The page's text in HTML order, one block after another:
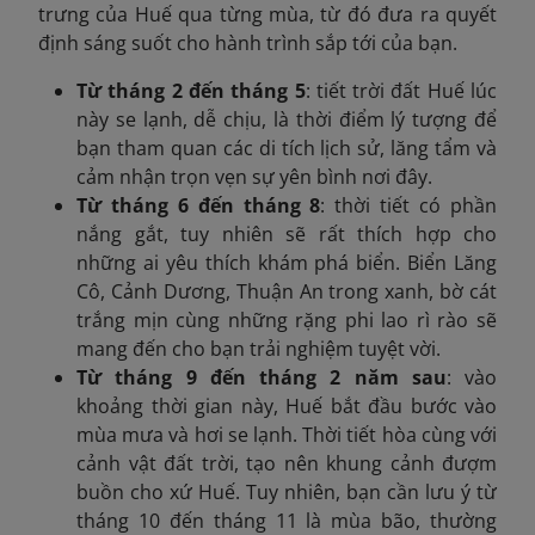
trưng của Huế qua từng mùa, từ đó đưa ra quyết
định sáng suốt cho hành trình sắp tới của bạn.
Từ tháng 2 đến tháng 5: tiết trời đất Huế lúc
này se lạnh, dễ chịu, là thời điểm lý tượng để
bạn tham quan các di tích lịch sử, lăng tẩm và
cảm nhận trọn vẹn sự yên bình nơi đây.
Từ tháng 6 đến tháng 8: thời tiết có phần
nắng gắt, tuy nhiên sẽ rất thích hợp cho
những ai yêu thích khám phá biển. Biển Lăng
Cô, Cảnh Dương, Thuận An trong xanh, bờ cát
trắng mịn cùng những rặng phi lao rì rào sẽ
mang đến cho bạn trải nghiệm tuyệt vời.
Từ tháng 9 đến tháng 2 năm sau: vào
khoảng thời gian này, Huế bắt đầu bước vào
mùa mưa và hơi se lạnh. Thời tiết hòa cùng với
cảnh vật đất trời, tạo nên khung cảnh đượm
buồn cho xứ Huế. Tuy nhiên, bạn cần lưu ý từ
tháng 10 đến tháng 11 là mùa bão, thường